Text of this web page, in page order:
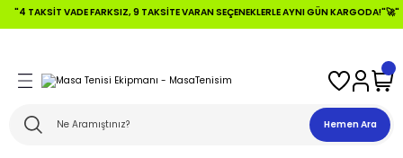
VADE FARKSIZ, 9 TAKSITE VARAN SEÇENEKLERLE AYNI GÜN KARGODA!"🚀"
+Tahtalar
Hemen Ara